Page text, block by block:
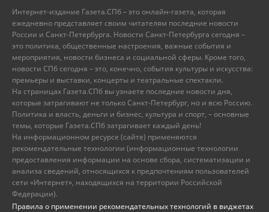
Интернет-издание Газета.СПб – это онлайн-газета, которая
ежедневно представляет своим читателям последние новости
России и Санкт-Петербурга. Новости Санкт-Петербурга сегодня –
это политика, общественные настроения, важные события и
мероприятия, новости бизнеса и социальной сферы. Кроме того,
новости СПб сегодня – это, конечно, события культуры и искусства:
премьеры и выставки, концерты и театральные спектакли.
На страницах Газета.СПб вы узнаете последние новости дня,
которые затрагивают не только Санкт-Петербург, но и всю Россию.
Политика и власть, деньги и бизнес, культура и спорт, – основные
темы, которые Газета.СПб затрагивает каждый день!
На информационном ресурсе (сайте) применяются
рекомендательные технологии (информационные технологии
предоставления информации на основе сбора, систематизации и
анализа сведений, относящихся к предпочтениям пользователей
сети «Интернет», находящихся на территории Российской
Федерации).
Правила о применении рекомендательных технологий в виджетах